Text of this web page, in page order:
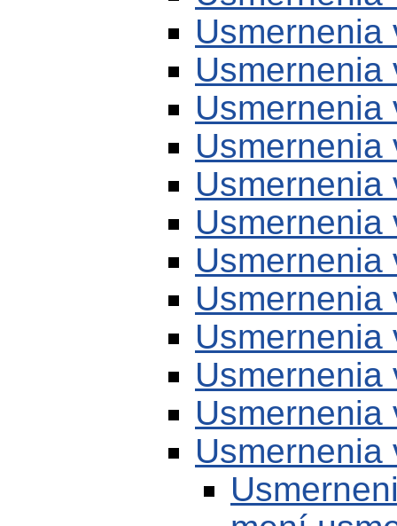
Usmernenia
Usmernenia
Usmernenia
Usmernenia
Usmernenia
Usmernenia
Usmernenia
Usmernenia
Usmernenia
Usmernenia
Usmernenia
Usmernenia